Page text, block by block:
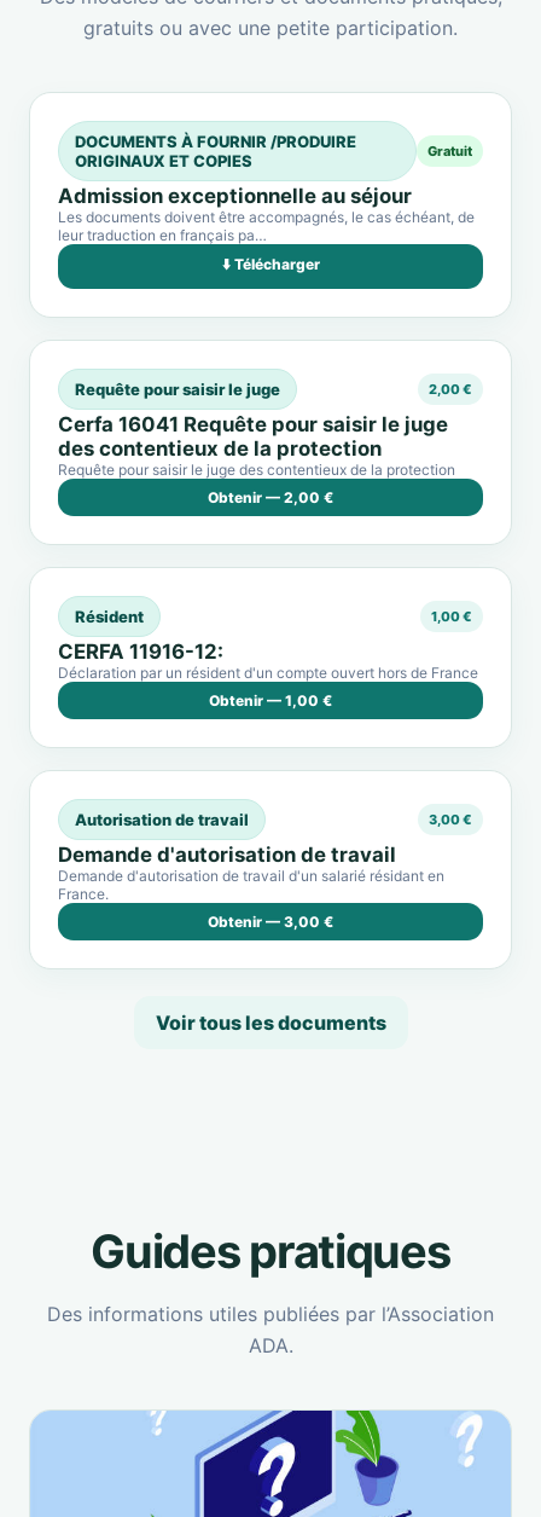
gratuits ou avec une petite participation.
DOCUMENTS À FOURNIR /PRODUIRE
ORIGINAUX ET COPIES
Gratuit
Admission exceptionnelle au séjour
Les documents doivent être accompagnés, le cas échéant, de
leur traduction en français pa…
⬇️ Télécharger
Requête pour saisir le juge 2,00 €
Cerfa 16041 Requête pour saisir le juge
des contentieux de la protection
Requête pour saisir le juge des contentieux de la protection
Obtenir — 2,00 €
Résident 1,00 €
CERFA 11916-12:
Déclaration par un résident d'un compte ouvert hors de France
Obtenir — 1,00 €
Autorisation de travail 3,00 €
Demande d'autorisation de travail
Demande d'autorisation de travail d'un salarié résidant en
France.
Obtenir — 3,00 €
Voir tous les documents
Guides pratiques
Des informations utiles publiées par l’Association
ADA.